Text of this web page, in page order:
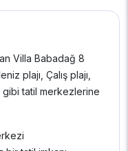
Villa Babadağ 8
plajı, Çalış plajı,
tatil merkezlerine